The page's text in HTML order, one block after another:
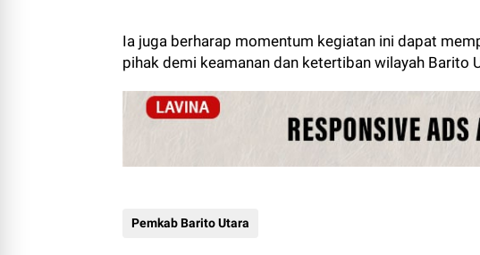
Ia juga berharap momentum kegiatan ini dapat
pihak demi keamanan dan ketertiban wilayah Barito
Pemkab Barito Utara